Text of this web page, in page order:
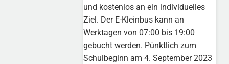
und kostenlos an ein individuelles
Ziel. Der E-Kleinbus kann an
Werktagen von 07:00 bis 19:00
gebucht werden. Pünktlich zum
Schulbeginn am 4. September 2023